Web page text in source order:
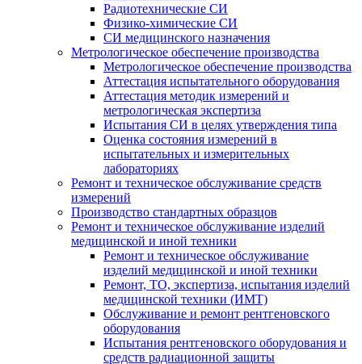
Радиотехнические СИ
Физико-химические СИ
СИ медицинского назначения
Метрологическое обеспечение производства
Метрологическое обеспечение производства
Аттестация испытательного оборудования
Аттестация методик измерений и
метрологическая экспертиза
Испытания СИ в целях утверждения типа
Оценка состояния измерений в
испытательных и измерительных
лабораториях
Ремонт и техническое обслуживание средств
измерений
Производство стандартных образцов
Ремонт и техническое обслуживание изделий
медицинской и иной техники
Ремонт и техническое обслуживание
изделий медицинской и иной техники
Ремонт, ТО, экспертиза, испытания изделий
медицинской техники (ИМТ)
Обслуживание и ремонт рентгеновского
оборудования
Испытания рентгеновского оборудования и
средств радиационной защиты